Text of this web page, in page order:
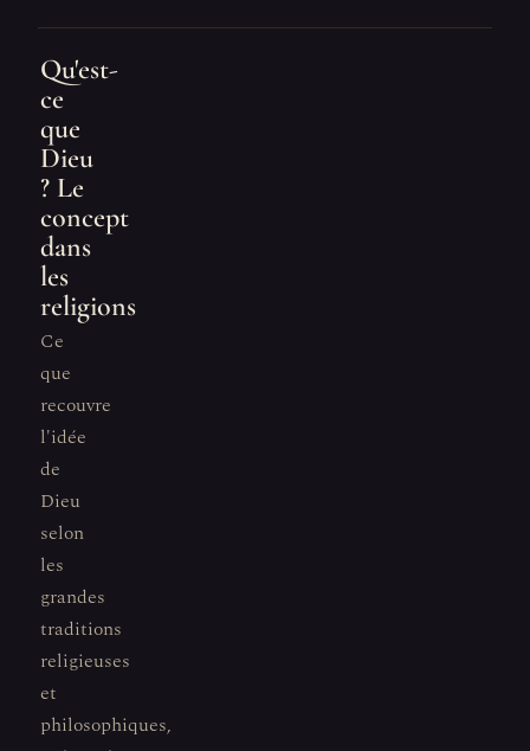
Qu'est-
ce
que
Dieu
? Le
concept
dans
les
religions
Ce
que
recouvre
l'idée
de
Dieu
selon
les
grandes
traditions
religieuses
et
philosophiques,